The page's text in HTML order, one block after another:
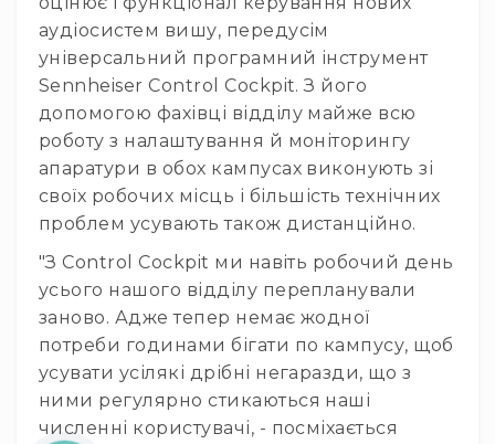
Ресивери
та
програвачі
ЦАПи
та
підсилювачі
Док-
станції
Комутація
Аксесуари
Аксесуари
Акції
Акційні
пропозиції
Разом
дешевше
аудіосистем вишу, передусім
універсальний програмний інструмент
Sennheiser Control Cockpit. З його
допомогою фахівці відділу майже всю
роботу з налаштування й моніторингу
апаратури в обох кампусах виконують зі
своїх робочих місць і більшість технічних
проблем усувають також дистанційно.
"З Control Cockpit ми навіть робочий день
усього нашого відділу перепланували
заново. Адже тепер немає жодної
потреби годинами бігати по кампусу, щоб
усувати усілякі дрібні негаразди, що з
ними регулярно стикаються наші
численні користувачі, - посміхається